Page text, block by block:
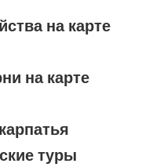
на карте
на карте
туры